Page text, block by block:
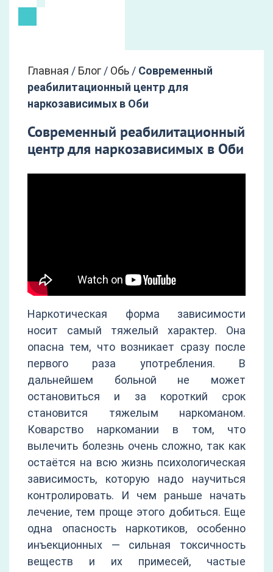
Главная / Блог / Обь / Современный
реабилитационный центр для
наркозависимых в Оби
Современный реабилитационный
центр для наркозависимых в Оби
Наркотическая форма зависимости
носит самый тяжелый характер. Она
опасна тем, что возникает сразу после
первого раза употребления. В
дальнейшем больной не может
остановиться и за короткий срок
становится тяжелым наркоманом.
Коварство наркомании в том, что
вылечить болезнь очень сложно, так как
остаётся на всю жизнь психологическая
зависимость, которую надо научиться
контролировать. И чем раньше начать
лечение, тем проще этого добиться. Еще
одна опасность наркотиков, особенно
инъекционных — сильная токсичность
веществ и их примесей, частые